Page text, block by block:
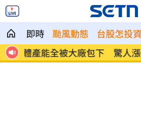
即時 颱風動態 台股怎投資
來
北美訂單補爆 聯發科小金
元